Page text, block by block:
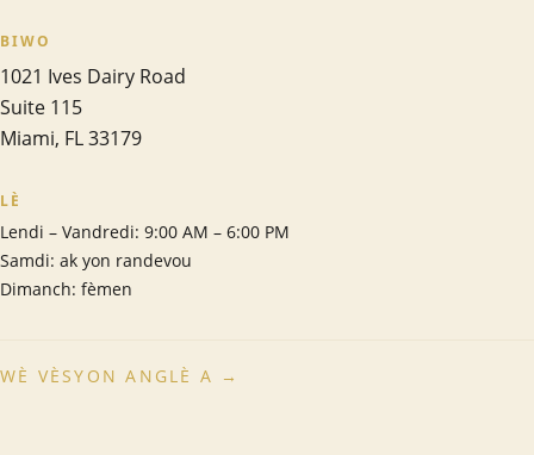
BIWO
1021 Ives Dairy Road
Suite 115
Miami, FL33179
LÈ
Lendi – Vandredi: 9:00 AM – 6:00 PM
Samdi: ak yon randevou
Dimanch: fèmen
WÈ VÈSYON ANGLÈ A →